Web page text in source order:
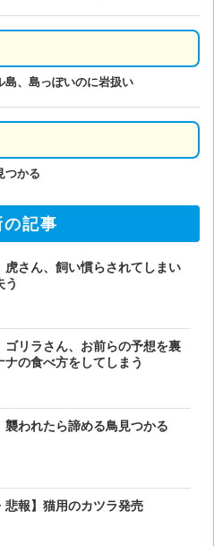
島、島っぽいのに岩扱い
つかる
の記事
虎さん、飼い慣らされてしまい
う
ゴリラさん、お前らの予想を裏
ナの食べ方をしてしまう
襲われたら諦める鳥見つかる
悲報】猫用のカツラ発売